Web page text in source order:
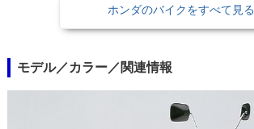
ホンダのバイクをすべて見る
モデル／カラー／関連情報